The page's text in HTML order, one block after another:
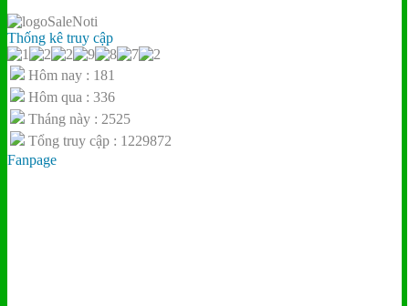
Thống kê truy cập
Hôm nay : 181
Hôm qua : 336
Tháng này : 2525
Tổng truy cập : 1229872
Fanpage